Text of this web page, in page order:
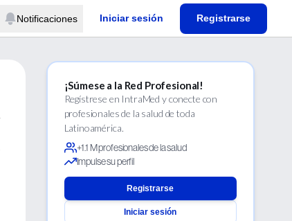
Notificaciones Iniciar sesión Registrarse
¡Súmese a la Red Profesional!
Regístrese en IntraMed y conecte con
profesionales de la salud de toda
Latinoamérica.
+1.1 M profesionales de la salud
Impulse su perfil
Registrarse
Iniciar sesión